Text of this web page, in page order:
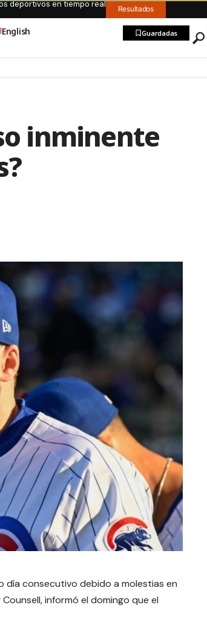
deportivos en tiempo real Resultados
English Guardadas
inminente
día consecutivo debido a molestias en
informó el domingo que el